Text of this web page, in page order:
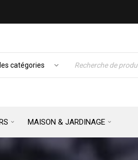
MAISON & JARDINAGE